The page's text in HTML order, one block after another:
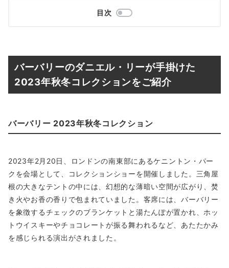
目次
バーバリーのダニエル・リーが手掛けた
2023年秋冬コレクションをご紹介
バーバリー 2023年秋冬コレクション
2023年2月20日、ロンドンの南東部にあるケニントン・パー
クを会場として、コレクションショーを開催しました。三角屋
根の大きなテントの中には、幻想的な薄暗い空間が広がり、焚
き火やお香の香りで包まれていました。客席には、バーバリー
を象徴するチェックのブランケットと湯たんぽが置かれ、ホッ
トウイスキーやチョコレートが振る舞われるなど、あたたかみ
を感じられる演出がされました。